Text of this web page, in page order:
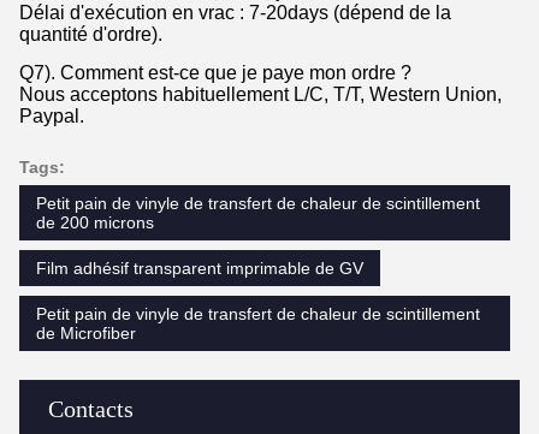
Contacts
Délai d'exécution en vrac : 7-20days (dépend de la
quantité d'ordre).
Q7). Comment est-ce que je paye mon ordre ?
Nous acceptons habituellement L/C, T/T, Western Union,
Paypal.
Tags:
Petit pain de vinyle de transfert de chaleur de scintillement
de 200 microns
Film adhésif transparent imprimable de GV
Petit pain de vinyle de transfert de chaleur de scintillement
de Microfiber